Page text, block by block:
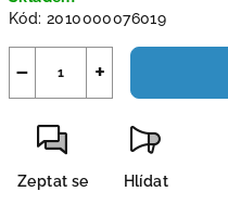
Kód: 2010000076019
+
−
Zeptat se Hlídat